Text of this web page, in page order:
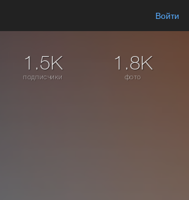
Войти
1.5K
подписчики
1.8K
фото